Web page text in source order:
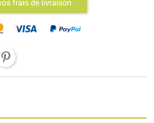
frais de livraison